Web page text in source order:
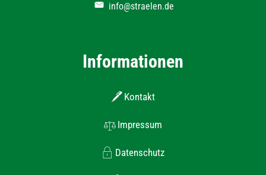
info@straelen.de
Informationen
Kontakt
Impressum
Datenschutz